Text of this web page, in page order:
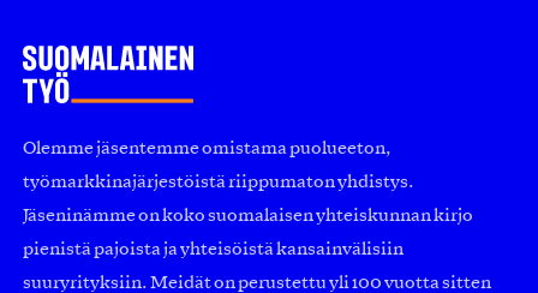
Olemme jäsentemme omistama puolueeton,
työmarkkinajärjestöistä riippumaton yhdistys.
Jäseninämme on koko suomalaisen yhteiskunnan kirjo
pienistä pajoista ja yhteisöistä kansainvälisiin
suuryrityksiin. Meidät on perustettu yli 100 vuotta sitten